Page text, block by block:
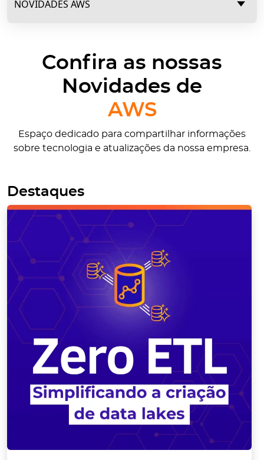
Confira as nossas
Novidades de
AWS
Espaço dedicado para compartilhar informações
sobre tecnologia e atualizações da nossa empresa.
Destaques